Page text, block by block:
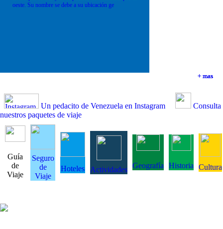
+ mas
+ mas
+ mas
oeste. Su nombre se debe a su ubicación ge
+ mas
Un pedacito de Venezuela en Instagram
Consulta
nuestros paquetes de viaje
Guía
de
Viaje
Seguro
de
Viaje
Hoteles Actividades Geografía Historia Cultura